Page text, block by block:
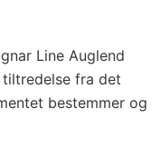
Line Auglend
fra det
bestemmer og